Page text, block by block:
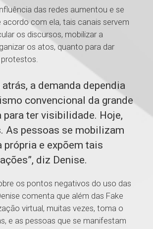
das redes aumentou e se
acordo com ela, tais canais servem
os discursos, mobilizar a
os atos, quanto para dar
protestos.
atrás, a demanda dependia
convencional da grande
para ter visibilidade. Hoje,
As pessoas se mobilizam
própria e expõem tais
diz Denise.
os pontos negativos do uso das
comenta que além das Fake
virtual, muitas vezes, toma o
e as pessoas que se manifestam